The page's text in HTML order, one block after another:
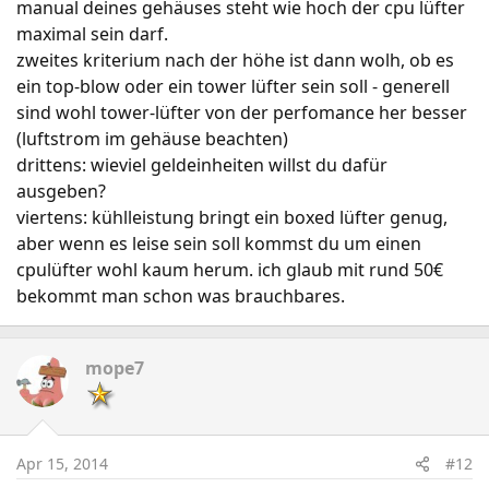
manual deines gehäuses steht wie hoch der cpu lüfter
maximal sein darf.
zweites kriterium nach der höhe ist dann wolh, ob es
ein top-blow oder ein tower lüfter sein soll - generell
sind wohl tower-lüfter von der perfomance her besser
(luftstrom im gehäuse beachten)
drittens: wieviel geldeinheiten willst du dafür
ausgeben?
viertens: kühlleistung bringt ein boxed lüfter genug,
aber wenn es leise sein soll kommst du um einen
cpulüfter wohl kaum herum. ich glaub mit rund 50€
bekommt man schon was brauchbares.
mope7
Apr 15, 2014 #12